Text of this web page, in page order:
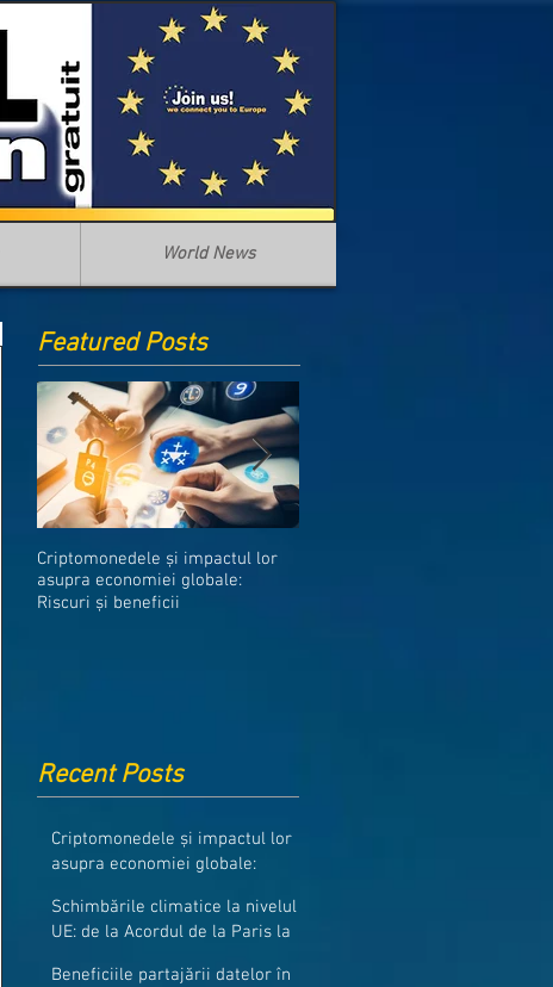
World News
Featured Posts
Criptomonedele și impactul lor
asupra economiei globale:
Riscuri și beneficii
Recent Posts
Criptomonedele și impactul lor
asupra economiei globale:
Schimbările climatice la nivelul
UE: de la Acordul de la Paris la
Beneficiile partajării datelor în